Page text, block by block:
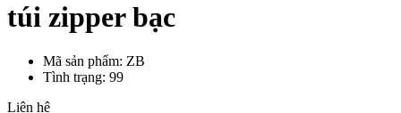
túi zipper bạc
Mã sản phẩm: ZB
Tình trạng: 99
Liên hệ